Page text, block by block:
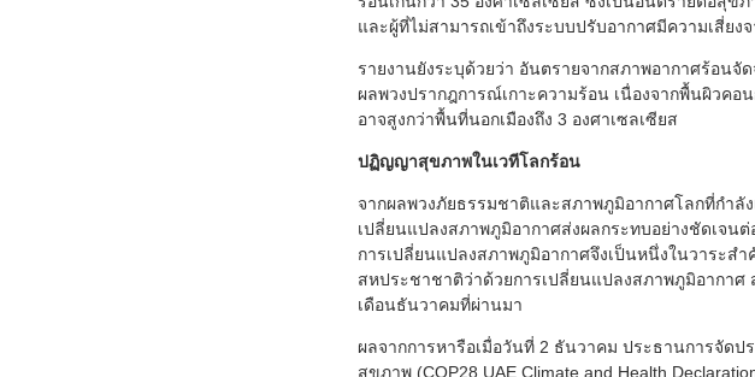
และผู้ที่ไม่สามารถเข้าถึงระบบปรับอากาศมีความเสี่ย
รายงานยังระบุด้วยว่า อันตรายจากสภาพอากาศร้อนจั
ผลพวงปรากฎการณ์เกาะความร้อน เนื่องจากพื้นผิวค
อาจสูงกว่าพื้นที่นอกเมืองถึง 3 องศาเซลเซียส
ปฏิญญาสุขภาพในเวทีโลกร้อน
จากผลพวงภัยธรรมชาติและสภาพภูมิอากาศโลกที่กำ
เปลี่ยนแปลงสภาพภูมิอากาศส่งผลกระทบอย่างชัดเจ
การเปลี่ยนแปลงสภาพภูมิอากาศจึงเป็นหนึ่งในวาระ
สหประชาชาติว่าด้วยการเปลี่ยนแปลงสภาพภูมิอากาศ
เดือนธันวาคมที่ผ่านมา
ผลจากการหารือเมื่อวันที่ 2 ธันวาคม ประธานการจัด
สุขภาพ (COP28 UAE Climate and Health